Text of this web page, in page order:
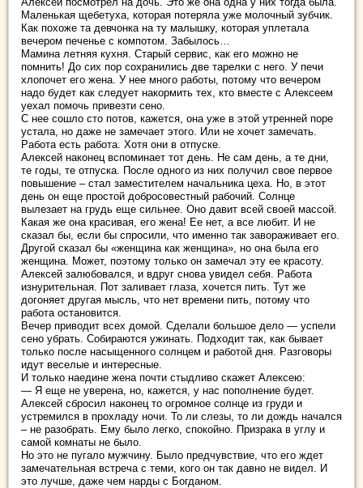
Маленькая щебетуха, которая потеряла уже молочный зубчик.
Как похоже та девчонка на ту малышку, которая уплетала
вечером печенье с компотом. Забылось…
Мамина летняя кухня. Старый сервис, как его можно не
помнить! До сих пор сохранились две тарелки с него. У печи
хлопочет его жена. У нее много работы, потому что вечером
надо будет как следует накормить тех, кто вместе с Алексеем
уехал помочь привезти сено.
С нее сошло сто потов, кажется, она уже в этой утренней поре
устала, но даже не замечает этого. Или не хочет замечать.
Работа есть работа. Хотя они в отпуске.
Алексей наконец вспоминает тот день. Не сам день, а те дни,
те годы, те отпуска. После одного из них получил свое первое
повышение – стал заместителем начальника цеха. Но, в этот
день он еще простой добросовестный рабочий. Солнце
вылезает на грудь еще сильнее. Оно давит всей своей массой.
Какая же она красивая, его жена! Ее нет, а все любит. И не
сказал бы, если бы спросили, что именно так завораживает его.
Другой сказал бы «женщина как женщина», но она была его
женщина. Может, поэтому только он замечал эту ее красоту.
Алексей залюбовался, и вдруг снова увидел себя. Работа
изнурительная. Пот заливает глаза, хочется пить. Тут же
догоняет другая мысль, что нет времени пить, потому что
работа остановится.
Вечер приводит всех домой. Сделали большое дело — успели
сено убрать. Собираются ужинать. Подходит так, как бывает
только после насыщенного солнцем и работой дня. Разговоры
идут веселые и интересные.
И только наедине жена почти стыдливо скажет Алексею:
— Я еще не уверена, но, кажется, у нас пополнение будет.
Алексей сбросил наконец то огромное солнце из груди и
устремился в прохладу ночи. То ли слезы, то ли дождь начался
– не разобрать. Ему было легко, спокойно. Призрака в углу и
самой комнаты не было.
Но это не пугало мужчину. Было предчувствие, что его ждет
замечательная встреча с теми, кого он так давно не видел. И
это лучше, даже чем нарды с Богданом.